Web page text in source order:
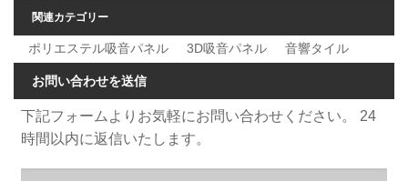
関連カテゴリー
ポリエステル吸音パネル 3D吸音パネル 音響タイル
お問い合わせを送信
下記フォームよりお気軽にお問い合わせください。 24
時間以内に返信いたします。